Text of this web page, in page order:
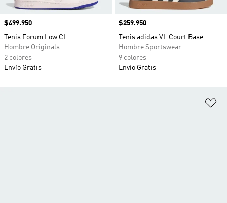
Precio
$499.950
Tenis Forum Low CL
Hombre Originals
2 colores
Envío Gratis
Precio
$259.950
Tenis adidas VL Court Base
Hombre Sportswear
9 colores
Envío Gratis